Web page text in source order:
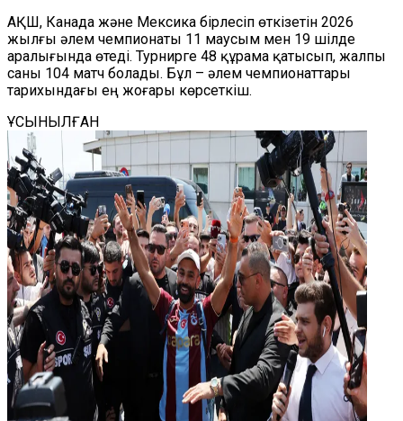
АҚШ, Канада және Мексика бірлесіп өткізетін 2026
жылғы әлем чемпионаты 11 маусым мен 19 шілде
аралығында өтеді. Турнирге 48 құрама қатысып, жалпы
саны 104 матч болады. Бұл – әлем чемпионаттары
тарихындағы ең жоғары көрсеткіш.
ҰСЫНЫЛҒАН